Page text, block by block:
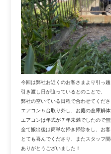
今回は弊社お近くのお客さまより引っ
引き渡し日が迫っているとのことで、
弊社の空いている日程で合わせてくださ
エアコン５台取り外し、お庭の倉庫解
エアコンは年式が７年未満でしたので
全て搬出後は簡単な掃き掃除をし、お
とても喜んでくださり、またスタッフ
ありがとうございました！